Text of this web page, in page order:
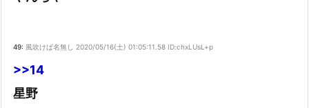
49: 風吹けば名無し 2020/05/16(土) 01:05:11.58 ID:chxLUsL+p
>>14
星野